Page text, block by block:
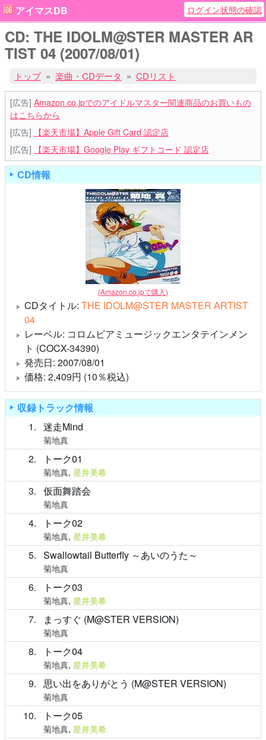
アイマスDB ログイン状態の確認
CD: THE IDOLM@STER MASTER AR
TIST 04 (2007/08/01)
トップ 楽曲・CDデータ CDリスト
[広告] Amazon.co.jpでのアイドルマスター関連商品のお買いもの
はこちらから
[広告]
【楽天市場】Apple Gift Card 認定店
[広告]
【楽天市場】Google Play ギフトコード 認定店
CD情報
(Amazon.co.jpで購入)
CDタイトル: THE IDOLM@STER MASTER ARTIST
04
レーベル: コロムビアミュージックエンタテインメン
ト (COCX-34390)
発売日: 2007/08/01
価格: 2,409円 (10％税込)
収録トラック情報
1
迷走Mind
菊地真
2 トーク01
菊地真, 星井美希
3 仮面舞踏会
菊地真
4 トーク02
菊地真, 星井美希
5 Swallowtail Butterfly ～あいのうた～
菊地真
6 トーク03
菊地真, 星井美希
7 まっすぐ (M@STER VERSION)
菊地真
8 トーク04
菊地真, 星井美希
9 思い出をありがとう (M@STER VERSION)
菊地真
10 トーク05
菊地真, 星井美希